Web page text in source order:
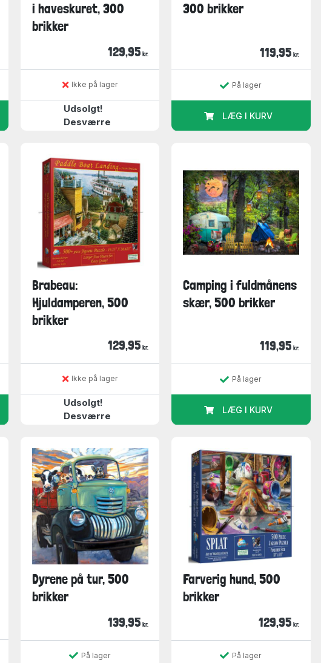
i haveskuret, 300
brikker
129,95 kr.
Ikke på lager
Udsolgt!
Desværre
300 brikker
119,95 kr.
På lager
LÆG I KURV
Brabeau:
Hjuldamperen, 500
brikker
129,95 kr.
Ikke på lager
Udsolgt!
Desværre
Camping i fuldmånens
skær, 500 brikker
119,95 kr.
På lager
LÆG I KURV
Dyrene på tur, 500
brikker
139,95 kr.
På lager
Farverig hund, 500
brikker
129,95 kr.
På lager